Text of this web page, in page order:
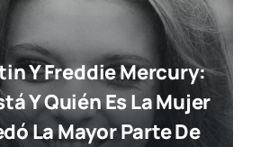
Y Freddie Mercury:
Y Quién Es La Mujer
La Mayor Parte De